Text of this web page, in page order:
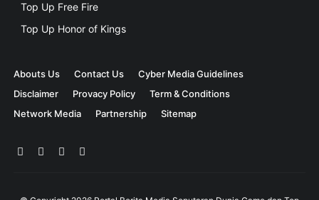
Top Up Free Fire
Top Up Honor of Kings
Abouts Us Contact Us
Cyber Media Guidelines
Disclaimer
Provacy Policy
Term & Conditions
Network Media
Partnership Sitemap